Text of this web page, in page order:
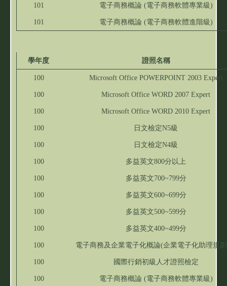
101 電子商務概論 (電子商務軟體專業級)
101 電子商務概論 (電子商務軟體進階級)
學年度 證照名稱
100 Microsoft Office POWERPOINT 2003 Expert
100 Microsoft Office WORD 2007 Expert
100 Microsoft Office WORD 2010 Expert
100 日文檢定N5級
100 日文檢定N4級
100 多益英文800分以上
100 多益英文700~799分
100 多益英文600~699分
100 多益英文500~599分
100 多益英文400~499分
100 電子商務及企業電子化概論(企業電子化助理規
100 國際行銷初級人才證照檢定
100 電子商務概論 (電子商務軟體專業級)